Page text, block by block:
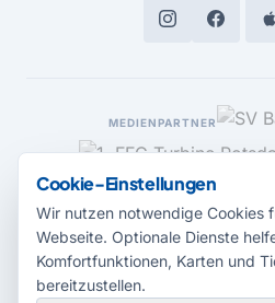
MEDIENPARTNER
Cookie-Einstellungen
Wir nutzen notwendige Cookies
Webseite. Optionale Dienste
Komfortfunktionen, Karten und
bereitzustellen.